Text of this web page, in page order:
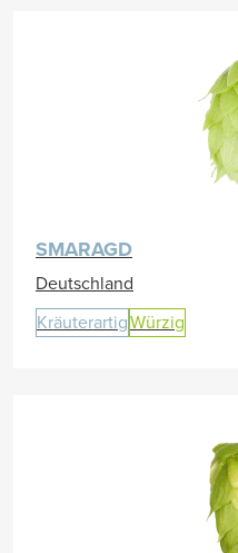
SMARAGD
Deutschland
KräuterartigWürzig